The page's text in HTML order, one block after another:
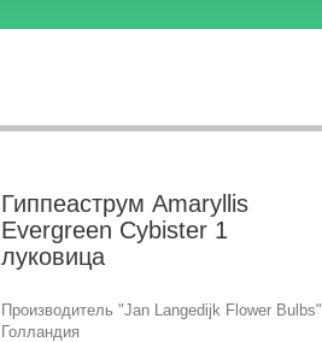
Гиппеаструм Amaryllis
Evergreen Cybister 1
луковица
Производитель "Jan Langedijk Flower Bulbs"
Голландия